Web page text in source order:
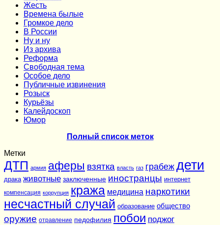
Жесть
Времена былые
Громкое дело
В России
Ну и ну
Из архива
Реформа
Cвободная тема
Особое дело
Публичные извинения
Розыск
Курьёзы
Калейдоскоп
Юмор
Полный список меток
Метки
ДТП армия аферы взятка власть газ грабеж дети
драка животные заключенные иностранцы интернет
компенсация коррупция кража медицина наркотики
несчастный случай образование общество
оружие отравление педофилия побои поджог